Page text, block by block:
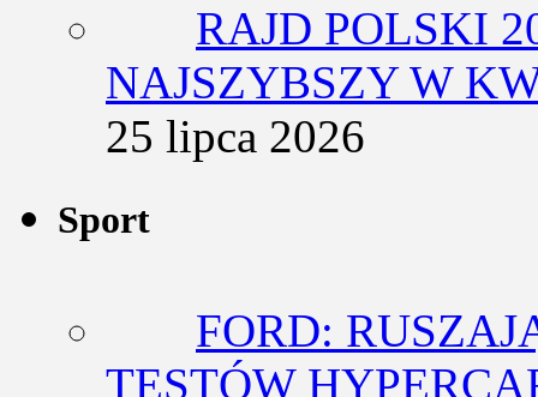
RAJD POLSKI
NAJSZYBSZY W
25 lipca 2026
Sport
FORD:
TESTÓW